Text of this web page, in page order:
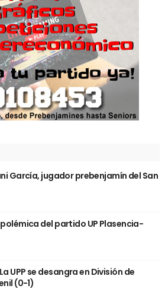
García, jugador prebenjamín del San
del partido UP Plasencia-
UPP se desangra en División de
(0-1)